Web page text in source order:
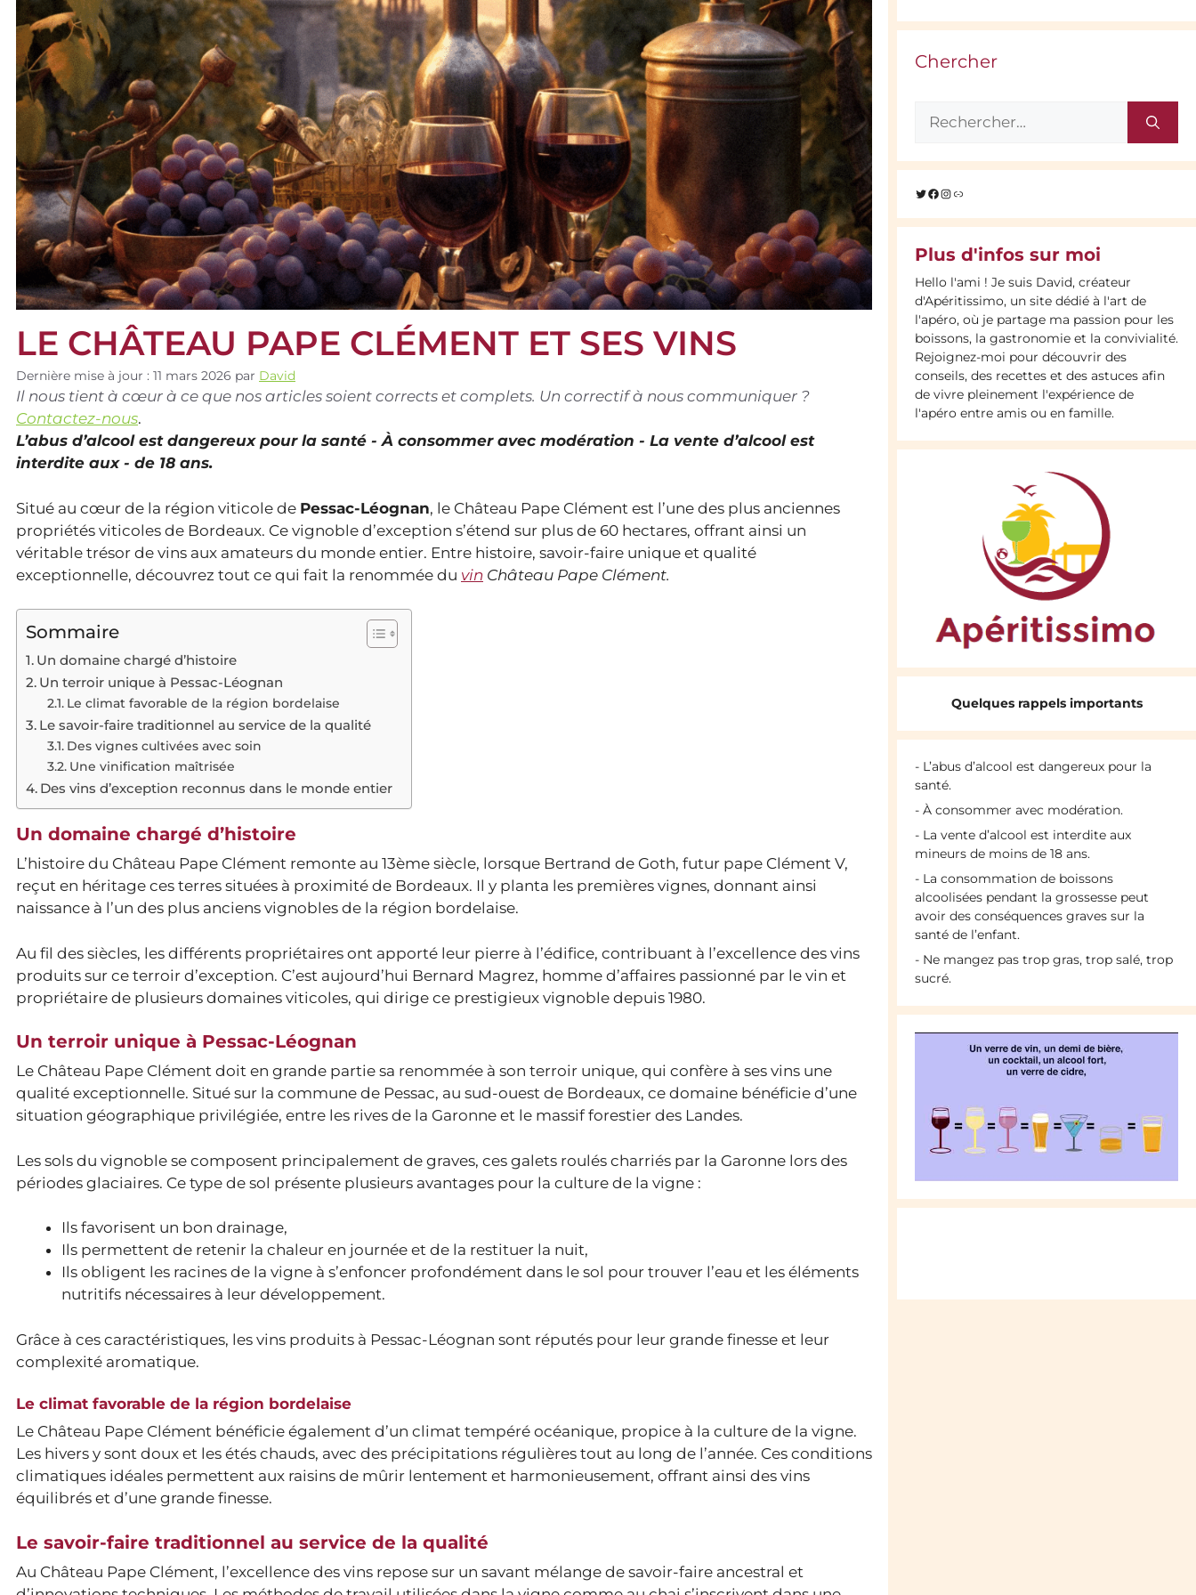
LE CHÂTEAU PAPE CLÉMENT ET SES VINS
Dernière mise à jour : 11 mars 2026 par David
Il nous tient à cœur à ce que nos articles soient corrects et complets. Un correctif à nous communiquer ?
Contactez-nous.
L’abus d’alcool est dangereux pour la santé - À consommer avec modération - La vente d’alcool est
interdite aux - de 18 ans.
Situé au cœur de la région viticole de Pessac-Léognan, le Château Pape Clément est l’une des plus anciennes
propriétés viticoles de Bordeaux. Ce vignoble d’exception s’étend sur plus de 60 hectares, offrant ainsi un
véritable trésor de vins aux amateurs du monde entier. Entre histoire, savoir-faire unique et qualité
exceptionnelle, découvrez tout ce qui fait la renommée du vin Château Pape Clément.
Sommaire
Un domaine chargé d’histoire
Un terroir unique à Pessac-Léognan
Le climat favorable de la région bordelaise
Le savoir-faire traditionnel au service de la qualité
Des vignes cultivées avec soin
Une vinification maîtrisée
Des vins d’exception reconnus dans le monde entier
Un domaine chargé d’histoire
L’histoire du Château Pape Clément remonte au 13ème siècle, lorsque Bertrand de Goth, futur pape Clément V,
reçut en héritage ces terres situées à proximité de Bordeaux. Il y planta les premières vignes, donnant ainsi
naissance à l’un des plus anciens vignobles de la région bordelaise.
Au fil des siècles, les différents propriétaires ont apporté leur pierre à l’édifice, contribuant à l’excellence des vins
produits sur ce terroir d’exception. C’est aujourd’hui Bernard Magrez, homme d’affaires passionné par le vin et
propriétaire de plusieurs domaines viticoles, qui dirige ce prestigieux vignoble depuis 1980.
Un terroir unique à Pessac-Léognan
Le Château Pape Clément doit en grande partie sa renommée à son terroir unique, qui confère à ses vins une
qualité exceptionnelle. Situé sur la commune de Pessac, au sud-ouest de Bordeaux, ce domaine bénéficie d’une
situation géographique privilégiée, entre les rives de la Garonne et le massif forestier des Landes.
Les sols du vignoble se composent principalement de graves, ces galets roulés charriés par la Garonne lors des
périodes glaciaires. Ce type de sol présente plusieurs avantages pour la culture de la vigne :
Ils favorisent un bon drainage,
Ils permettent de retenir la chaleur en journée et de la restituer la nuit,
Ils obligent les racines de la vigne à s’enfoncer profondément dans le sol pour trouver l’eau et les éléments
nutritifs nécessaires à leur développement.
Grâce à ces caractéristiques, les vins produits à Pessac-Léognan sont réputés pour leur grande finesse et leur
complexité aromatique.
Le climat favorable de la région bordelaise
Le Château Pape Clément bénéficie également d’un climat tempéré océanique, propice à la culture de la vigne.
Les hivers y sont doux et les étés chauds, avec des précipitations régulières tout au long de l’année. Ces conditions
climatiques idéales permettent aux raisins de mûrir lentement et harmonieusement, offrant ainsi des vins
équilibrés et d’une grande finesse.
Le savoir-faire traditionnel au service de la qualité
Au Château Pape Clément, l’excellence des vins repose sur un savant mélange de savoir-faire ancestral et
Chercher
Rechercher :
Twitter
Facebook
Instagram
Lien
Plus d'infos sur moi
Hello l'ami ! Je suis David, créateur
d'Apéritissimo, un site dédié à l'art de
l'apéro, où je partage ma passion pour les
boissons, la gastronomie et la convivialité.
Rejoignez-moi pour découvrir des
conseils, des recettes et des astuces afin
de vivre pleinement l'expérience de
l'apéro entre amis ou en famille.
Quelques rappels importants
- L’abus d’alcool est dangereux pour la
santé.
- À consommer avec modération.
- La vente d’alcool est interdite aux
mineurs de moins de 18 ans.
- La consommation de boissons
alcoolisées pendant la grossesse peut
avoir des conséquences graves sur la
santé de l’enfant.
- Ne mangez pas trop gras, trop salé, trop
sucré.